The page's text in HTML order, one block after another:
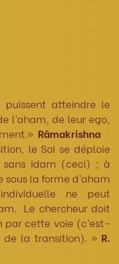
atteindre le
l’aham, de leur ego,
Râmakrishna
le Soi se déploie
sans idam (ceci) ; à
la forme d’aham
ne peut
Le chercheur doit
par cette voie (c’est-
de la transition). » R.